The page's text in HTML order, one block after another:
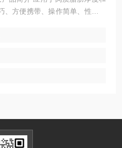
、方便携带、操作简单、性能稳
等等，内置储存器，可自动记录
方便清洁，LIN-STAR手持型测
便。